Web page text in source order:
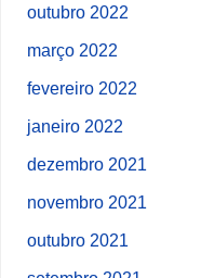
outubro 2022
março 2022
fevereiro 2022
janeiro 2022
dezembro 2021
novembro 2021
outubro 2021